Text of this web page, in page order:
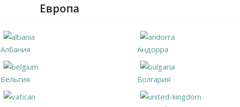
Европа
Албания Андорра
Бельгия Болгария